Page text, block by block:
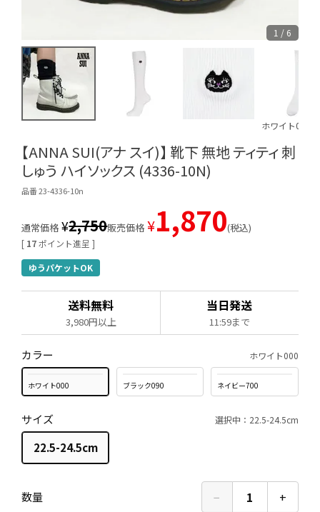
1 / 6
ホワイト000
【ANNA SUI(アナ スイ)】 靴下 無地 ティティ 刺
しゅう ハイソックス (4336-10N)
品番 23-4336-10n
[ 17 ポイント進呈 ]
通常価格 ¥2,750販売価格 ¥1,870 税込
ゆうパケットOK
送料無料
3,980円以上
当日発送
11:59まで
カラー ホワイト000
ホワイト000 ブラック090 ネイビー700
サイズ 選択中：22.5-24.5cm
22.5-24.5cm
数量 − 1 +